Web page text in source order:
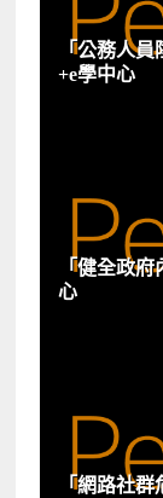
「公務人
+e學中心
「健全政
心
「網路社